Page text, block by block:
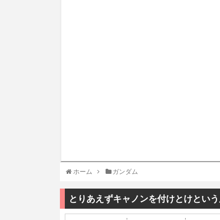
ホーム ガンダム
とりあえずキャノンを付けとけとい